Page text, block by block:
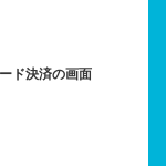
ド決済の画面